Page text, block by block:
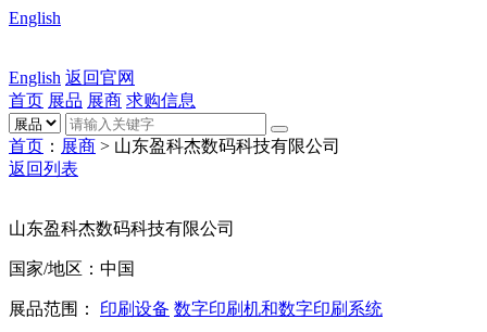
English
English 返回官网
首页 展品 展商 求购信息
首页 ： 展商 > 山东盈科杰数码科技有限公司
返回列表
山东盈科杰数码科技有限公司
国家/地区：中国
展品范围： 印刷设备 数字印刷机和数字印刷系统